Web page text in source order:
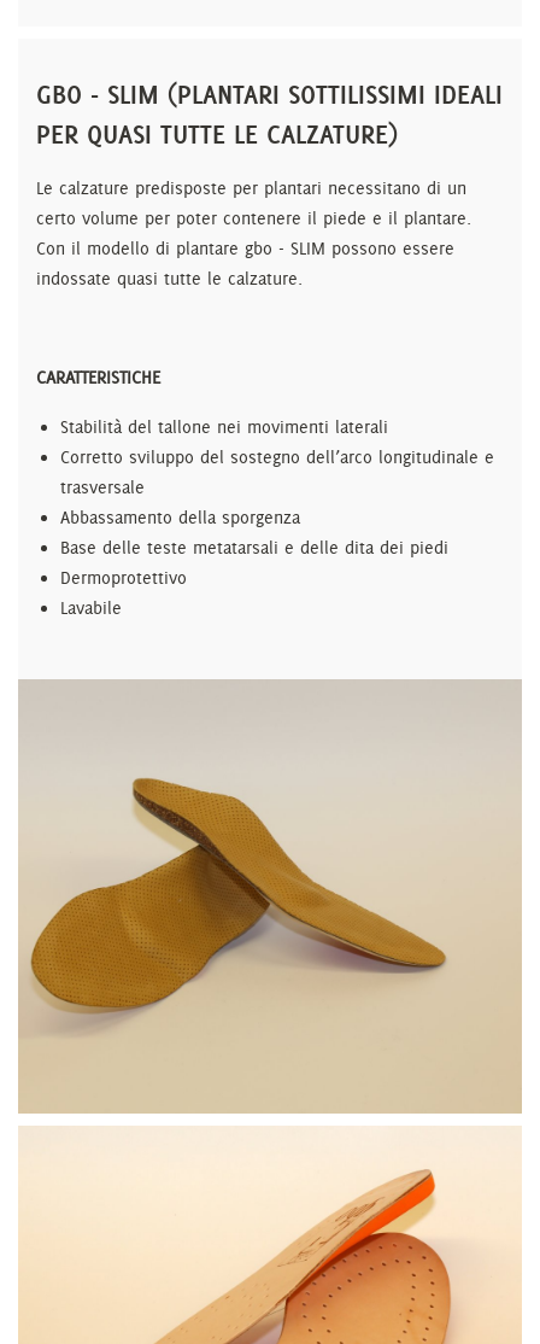
GBO - SLIM (PLANTARI SOTTILISSIMI IDEALI
PER QUASI TUTTE LE CALZATURE)
Le calzature predisposte per plantari necessitano di un
certo volume per poter contenere il piede e il plantare.
Con il modello di plantare gbo - SLIM possono essere
indossate quasi tutte le calzature.
CARATTERISTICHE
Stabilità del tallone nei movimenti laterali
Corretto sviluppo del sostegno dell’arco longitudinale e
trasversale
Abbassamento della sporgenza
Base delle teste metatarsali e delle dita dei piedi
Dermoprotettivo
Lavabile